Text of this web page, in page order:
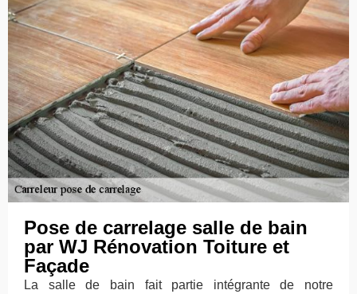
Pose de carrelage salle de bain
par WJ Rénovation Toiture et
Façade
La salle de bain fait partie intégrante de notre